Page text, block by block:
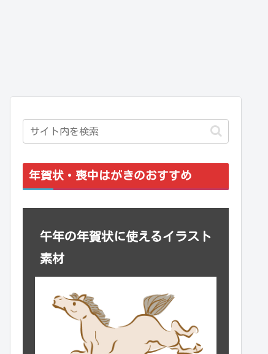
年賀状・喪中はがきのおすすめ
午年の年賀状に使えるイラスト
素材